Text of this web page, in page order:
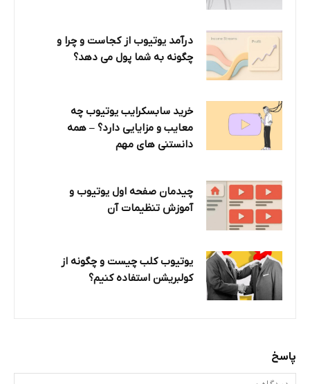
درآمد یوتیوب از کجاست و چرا و
چگونه به شما پول می دهد؟
خرید سابسکرایب یوتیوب چه
معایب و مزایایی دارد؟‌ – همه
دانستنی های مهم
چیدمان صفحه اول یوتیوب و
آموزش تنظیمات آن
یوتیوب کلب چیست و چگونه از
کولبریشن استفاده کنیم؟
پاسخ